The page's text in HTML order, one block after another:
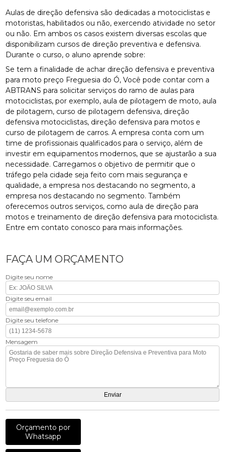
Aulas de direção defensiva são dedicadas a motociclistas e
motoristas, habilitados ou não, exercendo atividade no setor
ou não. Em ambos os casos existem diversas escolas que
disponibilizam cursos de direção preventiva e defensiva.
Durante o curso, o aluno aprende sobre:
Se tem a finalidade de achar direção defensiva e preventiva
para moto preço Freguesia do Ó, Você pode contar com a
ABTRANS para solicitar serviços do ramo de aulas para
motociclistas, por exemplo, aula de pilotagem de moto, aula
de pilotagem, curso de pilotagem defensiva, direção
defensiva motociclistas, direção defensiva para motos e
curso de pilotagem de carros. A empresa conta com um
time de profissionais qualificados para o serviço, além de
investir em equipamentos modernos, que se ajustarão a sua
necessidade. Carregamos o objetivo de permitir que o
tráfego pela cidade seja feito com mais segurança e
qualidade, a empresa nos destacando no segmento, a
empresa nos destacando no segmento. Também
oferecemos outros serviços, como aula de direção para
motos e treinamento de direção defensiva para motociclista.
Entre em contato conosco para mais informações.
FAÇA UM ORÇAMENTO
Digite seu nome
Digite seu email
Digite seu telefone
Mensagem
Orçamento por
Whatsapp